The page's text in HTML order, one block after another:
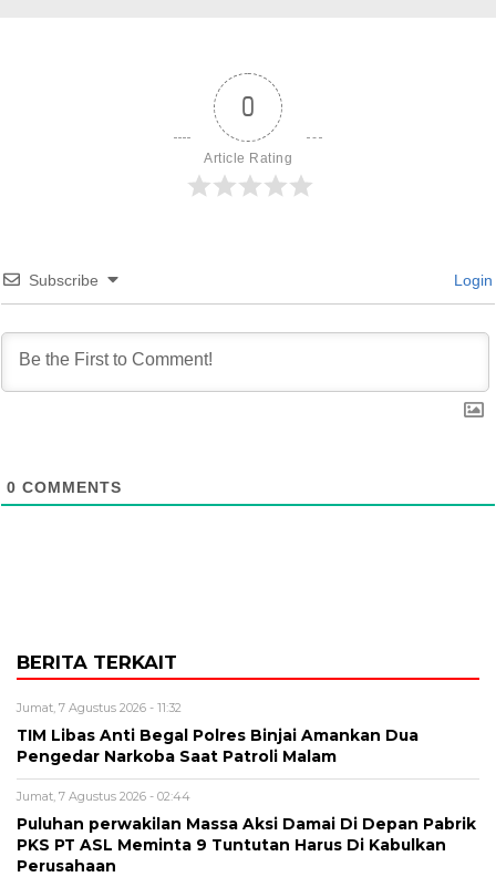
0
Article Rating
Subscribe Login
0 COMMENTS
BERITA TERKAIT
Jumat, 7 Agustus 2026 - 11:32
TIM Libas Anti Begal Polres Binjai Amankan Dua
Pengedar Narkoba Saat Patroli Malam
Jumat, 7 Agustus 2026 - 02:44
Puluhan perwakilan Massa Aksi Damai Di Depan Pabrik
PKS PT ASL Meminta 9 Tuntutan Harus Di Kabulkan
Perusahaan